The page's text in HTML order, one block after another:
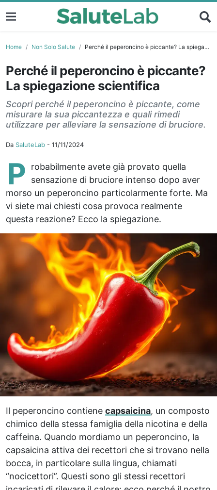
Home Non Solo Salute Perché il peperoncino è piccante? La spiegazione scientifica
Perché il peperoncino è piccante?
La spiegazione scientifica
Scopri perché il peperoncino è piccante, come
misurare la sua piccantezza e quali rimedi
utilizzare per alleviare la sensazione di bruciore.
Da SaluteLab - 11/11/2024
P
robabilmente avete già provato quella
sensazione di bruciore intenso dopo aver
morso un peperoncino particolarmente forte. Ma
vi siete mai chiesti cosa provoca realmente
questa reazione? Ecco la spiegazione.
Il peperoncino contiene capsaicina, un composto
chimico della stessa famiglia della nicotina e della
caffeina. Quando mordiamo un peperoncino, la
capsaicina attiva dei recettori che si trovano nella
bocca, in particolare sulla lingua, chiamati
“nocicettori”. Questi sono gli stessi recettori